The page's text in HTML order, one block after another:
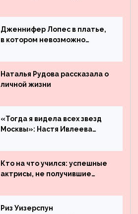
Дженнифер Лопес в платье,
в котором невозможно
Наталья Рудова рассказала о
личной жизни
«Тогда я видела всех звезд
Москвы»: Настя Ивлеева
популярности и выложила
архивные фото
Кто на что учился: успешные
актрисы, не получившие
Риз Уизерспун